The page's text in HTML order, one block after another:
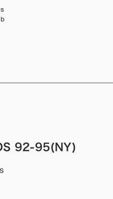
92-95(NY)